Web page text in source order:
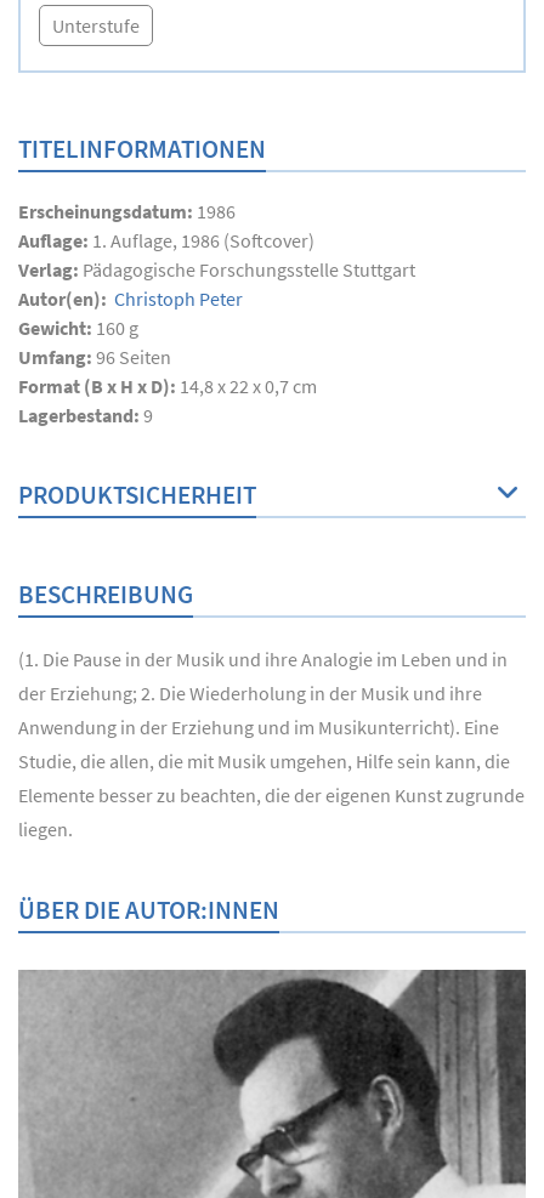
Unterstufe
TITELINFORMATIONEN
Erscheinungsdatum: 1986
Auflage: 1. Auflage, 1986 (Softcover)
Verlag: Pädagogische Forschungsstelle Stuttgart
Autor(en): Christoph Peter
Gewicht: 160 g
Umfang: 96 Seiten
Format (B x H x D): 14,8 x 22 x 0,7 cm
Lagerbestand: 9
PRODUKTSICHERHEIT
BESCHREIBUNG
(1. Die Pause in der Musik und ihre Analogie im Leben und in
der Erziehung; 2. Die Wiederholung in der Musik und ihre
Anwendung in der Erziehung und im Musikunterricht). Eine
Studie, die allen, die mit Musik umgehen, Hilfe sein kann, die
Elemente besser zu beachten, die der eigenen Kunst zugrunde
liegen.
ÜBER DIE AUTOR:INNEN